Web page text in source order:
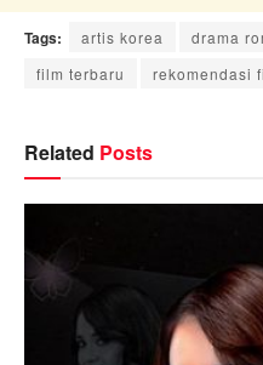
Tags: artis korea drama
film terbaru
rekomendasi
Related Posts